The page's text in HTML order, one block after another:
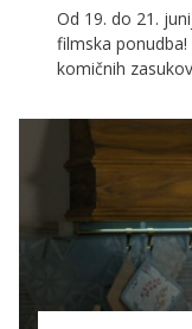
Od 19. do 21.
filmska
komičnih